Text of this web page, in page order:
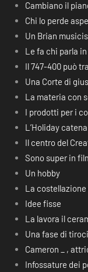
Cambiano il
Chi lo perde
Un Brian
Le fa chi parla
Il 747-400 può
Una Corte di
La materia con
I prodotti per i
L’Holiday
Il centro del
Sono super in
Un hobby
La
Idee fisse
La lavora il
Una fase di
Cameron _ ,
Infossature dei